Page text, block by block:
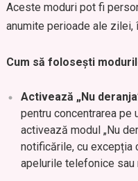
Aceste moduri pot fi
anumite perioade ale
Cum să folosești
Activează „Nu
pentru concentrarea pe
activează modul „Nu
notificările, cu excepția
apelurile telefonice sau